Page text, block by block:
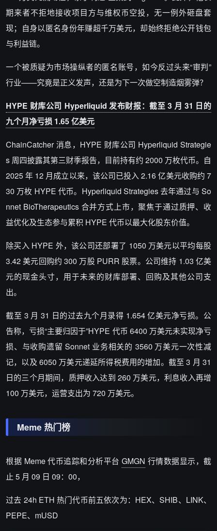
期来者不拒地接收项目方与维权币空投，无一例外砸盘套
现；自身以匿名身份年赚超千万美元，却始终拒绝公开钱包
与利益链。
一个被质疑为市场操纵者的匿名账号，如今反过头来“审判”
行业——究竟是正义发声，还是为下一次做空制造烟雾弹？
HYPE 财库公司 Hyperliquid 发布财报：截至 3 月 31 日的
九个月净亏损 1.65 亿美元
ChainCatcher 消息， HYPE 财库公司 Hyperliquid Strategie
s 周四披露其第三财季报告，目前持有约 2000 万枚代币。自
2025 年 12 月成立以来，该公司已投入 2.16 亿美元收购约 7
30 万枚 HYPE 代币。 Hyperliquid Strategies 去年通过与 So
nnet BioTherapeutics 合并方式上市，聚焦于通过质押、收
益优化及生态参与累积 HYPE 代币以最大化股东价值。
除买入 HYPE 外，该公司还部署了 1050 万美元以平均每股
3.42 美元回购约 300 万股 PURR 股票。公司维持 1.03 亿美
元的现金头寸，用于未来的财库部署、回购及其他公司支
出。
截至 3 月 31 日的过去九个月录得 1.654 亿美元净亏损。公
告称，亏损“主要归因于”HYPE 代币 6400 万美元未实现净亏
损、与收购遗留 Sonnet 业务相关的 3560 万美元一次性减
记，以及 6050 万美元递延所得税费用的增加。截至 3 月 31
日的三个月期间，质押收入达到 260 万美元，利息收入再增
100 万美元，运营支出为 720 万美元。
Meme 热门榜
根据 Meme 代币追踪和分析平台 GMGN 行情数据显示，截
止 5 月 09 日 09：00，
过去 24h ETH 热门代币前五依次为：HEX、SHIB、LINK、
PEPE、mUSD